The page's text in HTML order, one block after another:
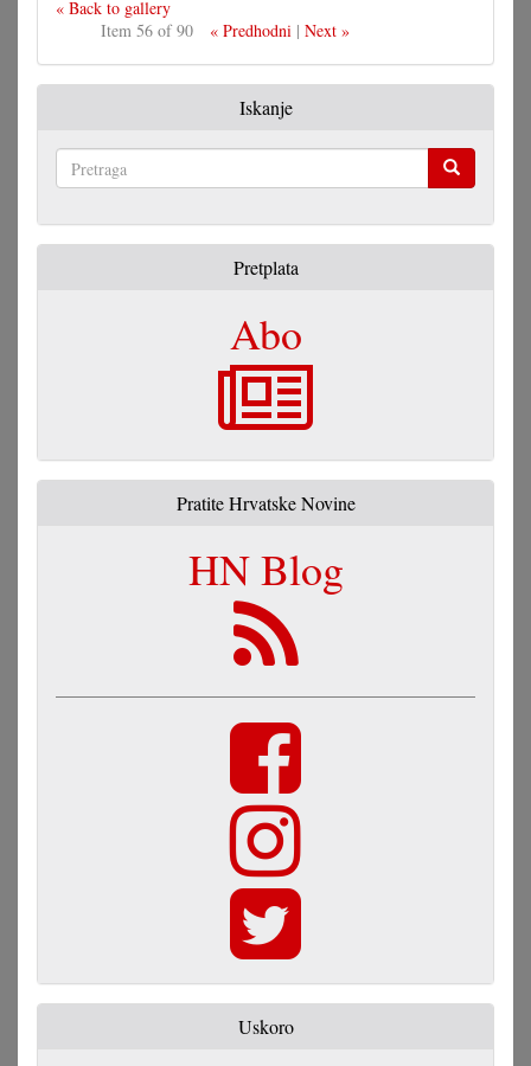
« Back to gallery
Item 56 of 90
« Predhodni| Next »
Iskanje
Pretplata
Abo
Pratite Hrvatske Novine
HN Blog
Uskoro